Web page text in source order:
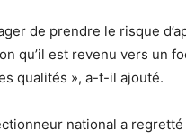
de prendre le risque
qu’il est revenu vers un
qualités », a-t-il ajouté.
national a